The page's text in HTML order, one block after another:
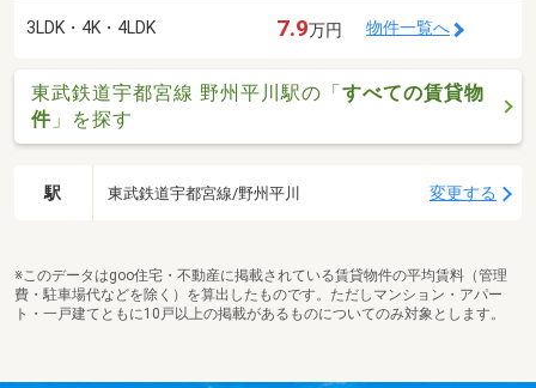
3LDK・4K・4LDK 7.9万円 物件一覧へ
東武鉄道宇都宮線 野州平川駅の「すべての賃貸物
件 」を探す
駅 東武鉄道宇都宮線/野州平川 変更する
※このデータはgoo住宅・不動産に掲載されている賃貸物件の平均賃料（管理
費・駐車場代などを除く）を算出したものです。ただしマンション・アパー
ト・一戸建てともに10戸以上の掲載があるものについてのみ対象とします。